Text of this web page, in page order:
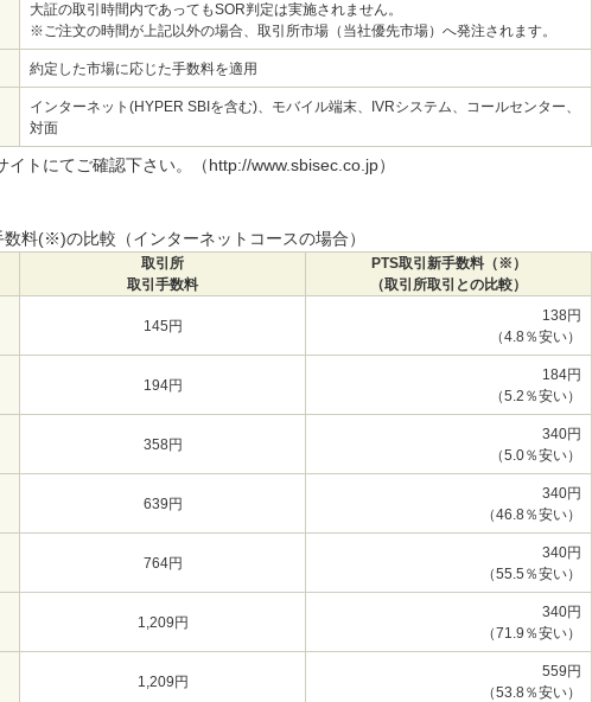
大証の取引時間内であってもSOR判定は実施されません。
※ご注文の時間が上記以外の場合、取引所市場（当社優先市場）へ発注されます。
約定した市場に応じた手数料を適用
インターネット(HYPER SBIを含む)、モバイル端末、IVRシステム、コールセンター、
対面
トにてご確認下さい。（http://www.sbisec.co.jp）
数料(※)の比較（インターネットコースの場合）
取引所
取引手数料
PTS取引新手数料（※）
（取引所取引との比較）
145円
138円
（4.8％安い）
194円
184円
（5.2％安い）
358円
340円
（5.0％安い）
639円
340円
（46.8％安い）
764円
340円
（55.5％安い）
1,209円
340円
（71.9％安い）
1,209円
559円
（53.8％安い）